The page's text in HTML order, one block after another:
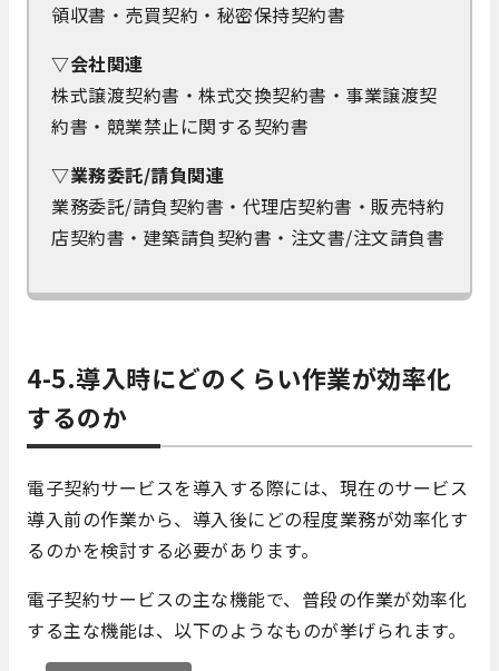
領収書・売買契約・秘密保持契約書
▽会社関連
株式譲渡契約書・株式交換契約書・事業譲渡契
約書・競業禁止に関する契約書
▽業務委託/請負関連
業務委託/請負契約書・代理店契約書・販売特約
店契約書・建築請負契約書・注文書/注文請負書
4-5.導入時にどのくらい作業が効率化
するのか
電子契約サービスを導入する際には、現在のサービス
導入前の作業から、導入後にどの程度業務が効率化す
るのかを検討する必要があります。
電子契約サービスの主な機能で、普段の作業が効率化
する主な機能は、以下のようなものが挙げられます。